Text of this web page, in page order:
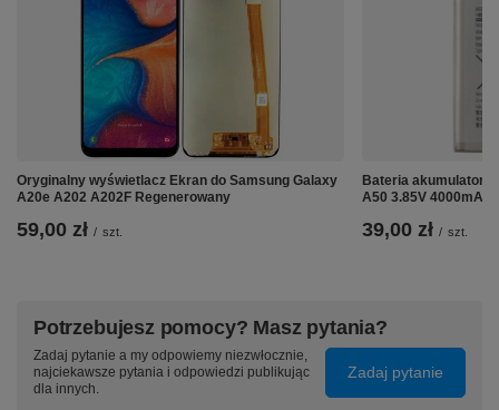
⚙️ Specyfikacja:
Przeznaczenie:
SAMSUNG
Model:S24 Ultra 5G (SM-S928)
Klej:TAK (warstwa OCA naniesiony fabrycznie)
Wymiana przedniej szyby
wymaga specjalistycznych
wiedzy. Wymiana może przysporzyć problemów oraz w
czy szkło jest do odpowiedniego modelu
czy pasuje kształtem i wymiarem
czy nie zasłania czujnika światła
Oryginalny wyświetlacz Ekran do Samsung Galaxy
A20e A202 A202F Regenerowany
59,00 zł / szt.
Bateria akumulator
A50 3.85V 4000mAh
39,00 zł / szt.
Potrzebujesz pomocy? Masz pytania?
Zadaj pytanie a my odpowiemy niezwłocznie,
najciekawsze pytania i odpowiedzi publikując
dla innych.
Zadaj pytanie